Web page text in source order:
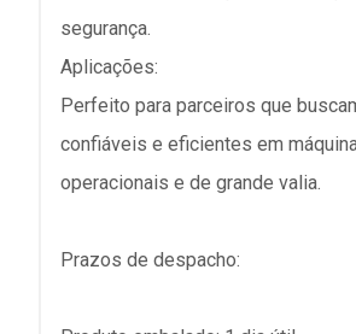
segurança.
Aplicações:
Perfeito para parceiros que
confiáveis e eficientes em
operacionais e de grande valia.
Prazos de despacho: